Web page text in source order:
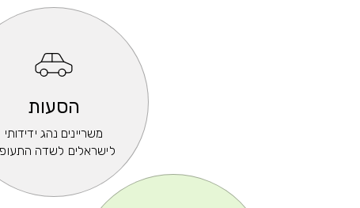
הסעות
משריינים נהג ידידותי
לישראלים לשדה